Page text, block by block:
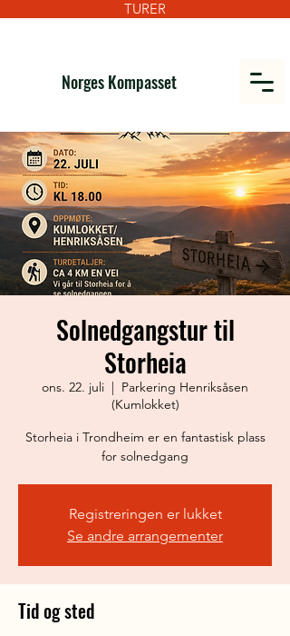
TURER
Norges Kompasset
Solnedgangstur til
Storheia
ons. 22. juli
  |
Parkering Henriksåsen
(Kumlokket)
Storheia i Trondheim er en fantastisk plass
for solnedgang
Registreringen er lukket
Se andre arrangementer
Tid og sted